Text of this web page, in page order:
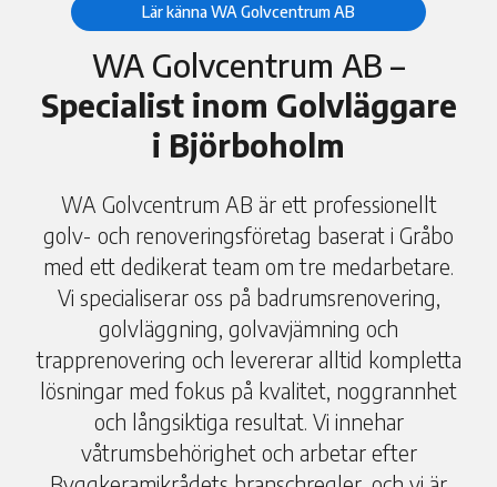
Lär känna WA Golvcentrum AB
WA Golvcentrum AB –
Specialist inom Golvläggare
i Björboholm
WA Golvcentrum AB är ett professionellt
golv- och renoveringsföretag baserat i Gråbo
med ett dedikerat team om tre medarbetare.
Vi specialiserar oss på badrumsrenovering,
golvläggning, golvavjämning och
trapprenovering och levererar alltid kompletta
lösningar med fokus på kvalitet, noggrannhet
och långsiktiga resultat. Vi innehar
våtrumsbehörighet och arbetar efter